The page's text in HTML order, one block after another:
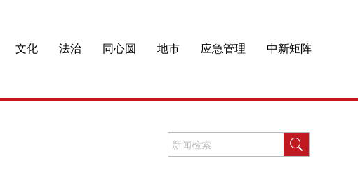
文化 法治 同心圆 地市 应急管理 中新矩阵